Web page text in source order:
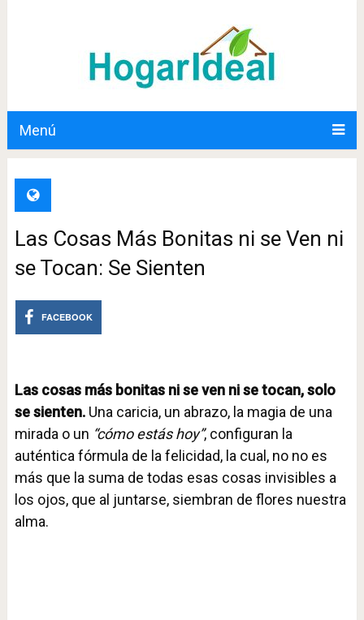
Menú
Las Cosas Más Bonitas ni se Ven ni
se Tocan: Se Sienten
FACEBOOK
Las cosas más bonitas ni se ven ni se tocan, solo
se sienten.Una caricia, un abrazo, la magia de una
mirada o un “cómo estás hoy”, configuran la
auténtica fórmula de la felicidad, la cual, no no es
más que la suma de todas esas cosas invisibles a
los ojos, que al juntarse, siembran de flores nuestra
alma.